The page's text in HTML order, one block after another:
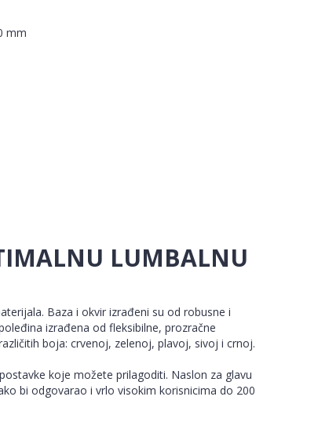
mm
LUMBALNU
Baza i okvir izrađeni su od robusne i
izrađena od fleksibilne, prozračne
boja: crvenoj, zelenoj, plavoj, sivoj i crnoj.
koje možete prilagoditi. Naslon za glavu
bi odgovarao i vrlo visokim korisnicima do 200